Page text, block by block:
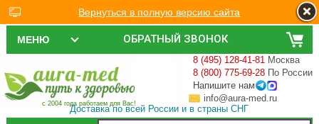
ОБРАТНЫЙ ЗВОНОК
МЕНЮ
с 2004 года работаем для Вас!
8 (495) 128-41-81 Москва
8 (800) 775-69-28 По России
Напишите нам
info@aura-med.ru
Доставка по всей России и в страны СНГ
Вернуться в полную версию сайта